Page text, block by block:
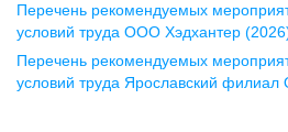
ул. Спартаковская, д. 2А, этаж 3,
помещение 15
+7 843 212-12-50
Перечень рекомендуемых
условий труда ООО Хэдхантер
Перечень рекомендуемых
условий труда Ярославский